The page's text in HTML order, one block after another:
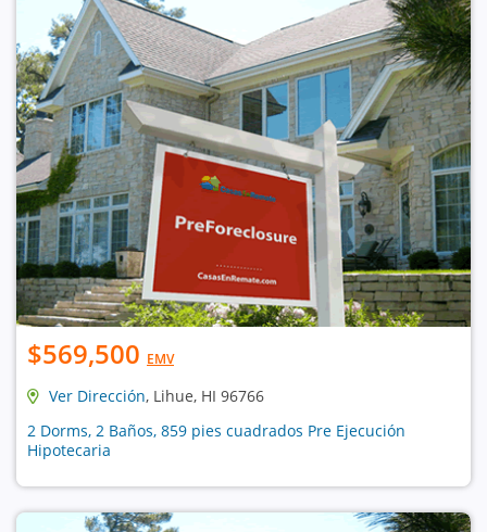
$569,500 EMV
Ver Dirección, Lihue, HI 96766
2 Dorms, 2 Baños, 859 pies cuadrados Pre Ejecución
Hipotecaria